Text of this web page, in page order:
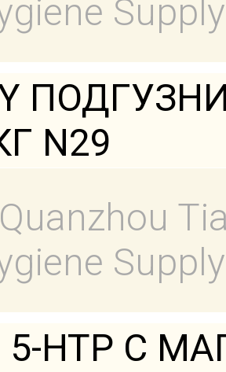
N29
Quanzhou
5-HTP С